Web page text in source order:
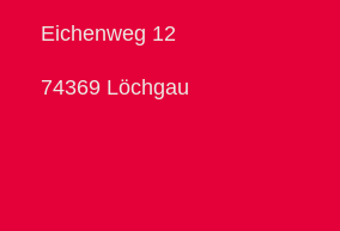
Eichenweg 12
74369 Löchgau